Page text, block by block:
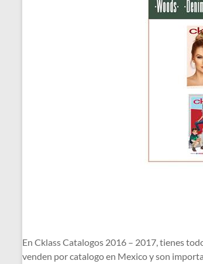
En Cklass Catalogos 2016 – 2017, tienes
venden por catalogo en Mexico y son